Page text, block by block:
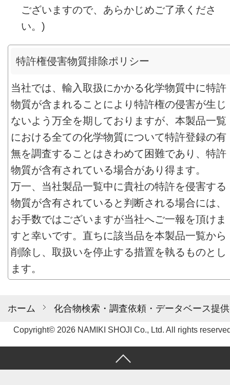
ホーム 化合物検索・調査依頼・データベース提供
ございますので、あらかじめご了承くださ
い。)
特許権侵害物質排除ポリシー
当社では、輸入取扱にかかる化学物質中に特許
物質が含まれることにより特許権の侵害が生じ
ないよう万全を期しておりますが、本製品一覧
における全ての化学物質について特許登録の有
無を調査することはきわめて困難であり、特許
物質が含有されている場合があり得ます。
万一、当社製品一覧中に貴社の特許を侵害する
物質が含有されていると判断される場合には、
お手数ではございますが当社へご一報を頂けま
すと幸いです。直ちに該当品を本製品一覧から
削除し、取扱いを停止する措置を執るものとし
ます。
Copyright© 2026 NAMIKI SHOJI Co., Ltd. All rights